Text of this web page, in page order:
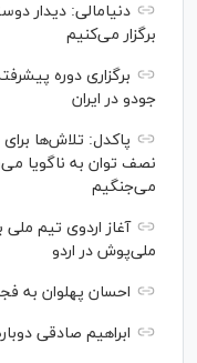
دنیامالی: دیدار
برگزار می‌کنیم
برگزاری دوره
جودو در ایران
پاکدل: تلاش‌ها برای
نصف توان به ناگویا
می‌جنگیم
ملی‌پوش در اردو
احسان پهلوان به
ابراهیم صادقی